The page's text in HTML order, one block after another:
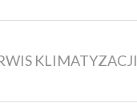
KLIMATYZACJI